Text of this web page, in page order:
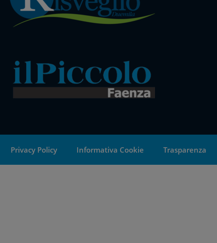
Privacy Policy Informativa Cookie Trasparenza